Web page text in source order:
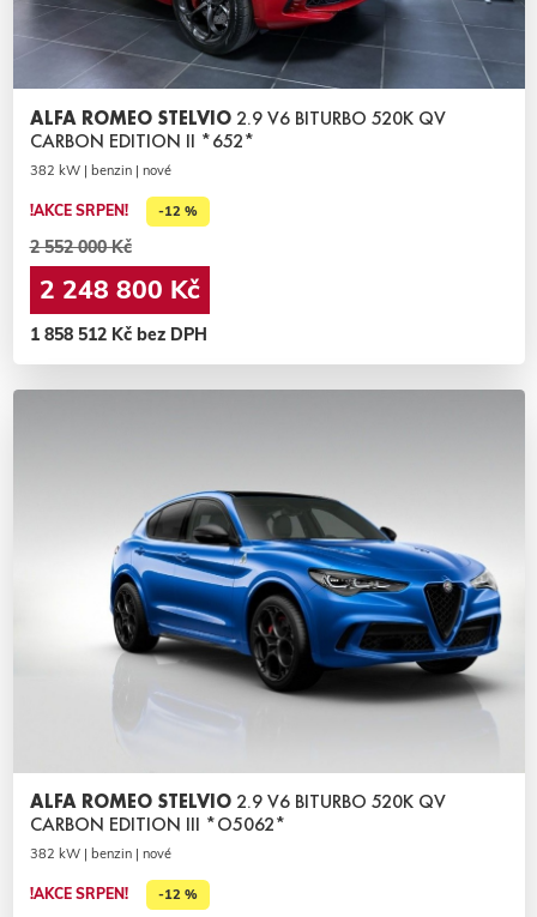
ALFA ROMEO STELVIO 2.9 V6 BITURBO 520K QV
CARBON EDITION II *652*
382 kW | benzin | nové
!AKCE SRPEN! -12 %
2 552 000 Kč
2 248 800 Kč
1 858 512 Kč bez DPH
ALFA ROMEO STELVIO 2.9 V6 BITURBO 520K QV
CARBON EDITION III *O5062*
382 kW | benzin | nové
!AKCE SRPEN! -12 %